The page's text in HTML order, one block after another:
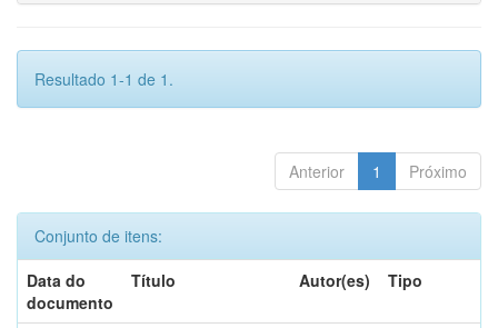
Resultado 1-1 de 1.
Anterior 1 Próximo
Conjunto de itens:
Data do
documento
Título Autor(es) Tipo